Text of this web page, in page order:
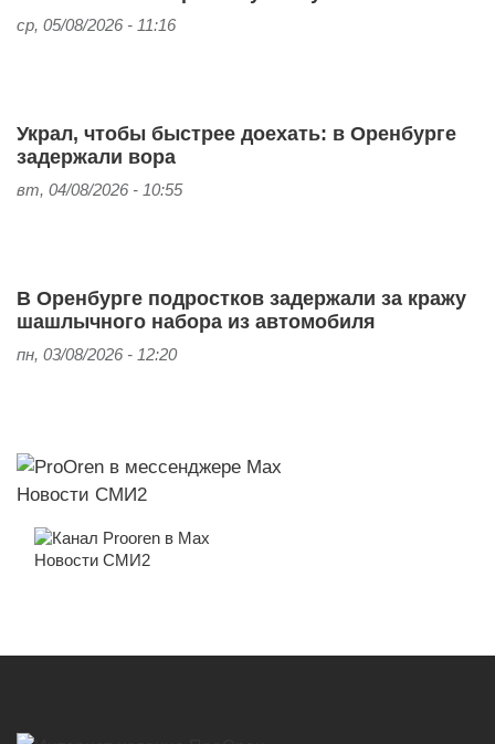
ср, 05/08/2026 - 11:16
Украл, чтобы быстрее доехать: в Оренбурге
задержали вора
вт, 04/08/2026 - 10:55
В Оренбурге подростков задержали за кражу
шашлычного набора из автомобиля
пн, 03/08/2026 - 12:20
Новости СМИ2
Новости СМИ2